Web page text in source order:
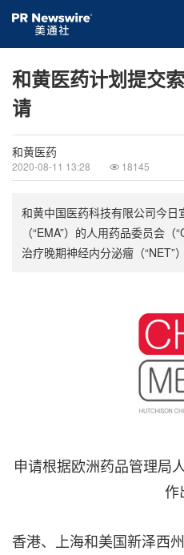
和黄医药计划提交
请
和黄医药
2020-08-11 13:28 18145
和黄中国医药科技有限公司今
（“EMA”）的人用药品委员会
治疗晚期神经内分泌瘤（“NET”
申请根据欧洲药品管理局
作
香港、上海和美国新泽西州